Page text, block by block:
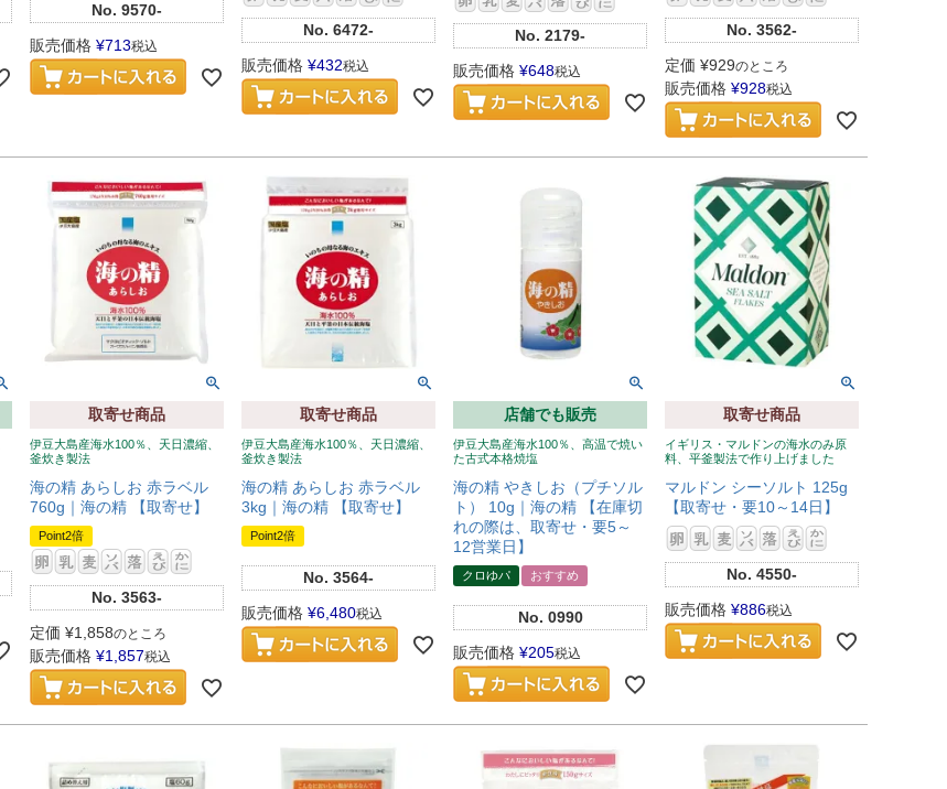
No. 9570-
販売価格 ¥713税込
No. 6472-
販売価格 ¥432税込
No. 2179-
販売価格 ¥648税込
No. 3562-
定価 ¥929のところ
販売価格 ¥928税込
取寄せ商品
伊豆大島産海水100％、天日濃縮、
釜炊き製法
海の精 あらしお 赤ラベル
760g｜海の精 【取寄せ】
Point2倍
No. 3563-
定価 ¥1,858のところ
販売価格 ¥1,857税込
取寄せ商品
伊豆大島産海水100％、天日濃縮、
釜炊き製法
海の精 あらしお 赤ラベル
3kg｜海の精 【取寄せ】
Point2倍
No. 3564-
販売価格 ¥6,480税込
店舗でも販売
伊豆大島産海水100％、高温で焼い
た古式本格焼塩
海の精 やきしお（プチソル
ト） 10g｜海の精 【在庫切
れの際は、取寄せ・要5～
12営業日】
クロゆパ おすすめ
No. 0990
販売価格 ¥205税込
取寄せ商品
イギリス・マルドンの海水のみ原
料、平釜製法で作り上げました
マルドン シーソルト 125g
【取寄せ・要10～14日】
No. 4550-
販売価格 ¥886税込